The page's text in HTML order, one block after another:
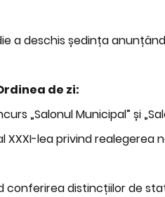
a deschis ședința
de zi:
„Salonul Municipal” și
lea privind realegerea
conferirea distincțiilor de